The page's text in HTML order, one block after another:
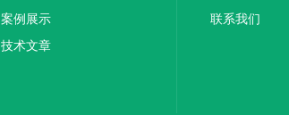
案例展示
技术文章
联系我们